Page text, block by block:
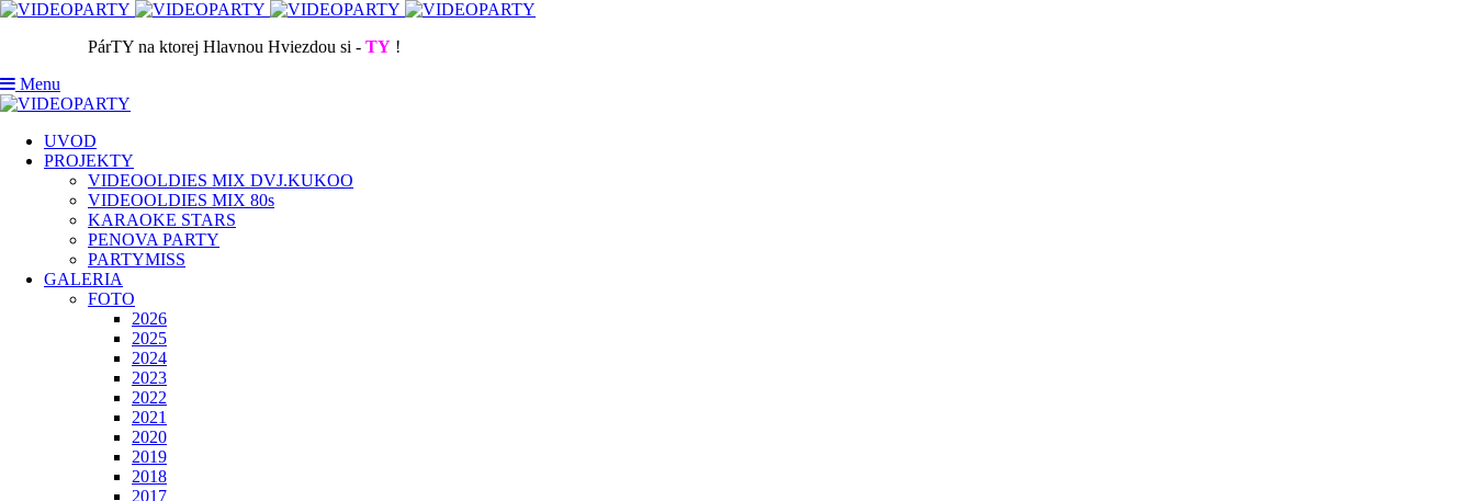
PárTY na ktorej Hlavnou Hviezdou si - TY !
Menu
UVOD
PROJEKTY
VIDEOOLDIES MIX DVJ.KUKOO
VIDEOOLDIES MIX 80s
KARAOKE STARS
PENOVA PARTY
PARTYMISS
GALERIA
FOTO
2026
2025
2024
2023
2022
2021
2020
2019
2018
2017